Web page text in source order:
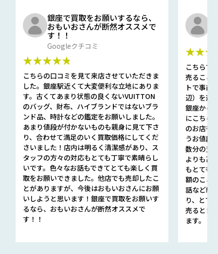
銀座で買取をお願いするなら、
おもいおさんが断然オススメで
す！！
Googleクチコミ
★★★★★
こちらの口コミを見て来店させていただきま
した。銀座駅近くて大変便利な立地にありま
す。古くてあまり状態の良くないVUITTON
のバッグ、財布、ハイブランドではないブラ
ンド品、時計などの鑑定をお願いしました。
あまり値段が付かないものも親身に見て下さ
り、合わせて満足のいく買取価格にしてくだ
さいました！店内は明るく清潔感があり、ス
タッフの方々の対応もとても丁寧で素晴らし
いです。色々なお話もできてとても楽しく買
取をお願いできました。他店でも売却したこ
とがありますが、今後はおもいおさんにお願
いしようと思います！銀座で買取をお願いす
るなら、おもいおさんが断然オススメで
す！！
こちらで
売ること
トで事前
辺）を選
銀座から
にこちら
のお店も
うお値段
数分の査
よりも高
もとても
額のこと
話など細
り、とて
売るとき
ます。